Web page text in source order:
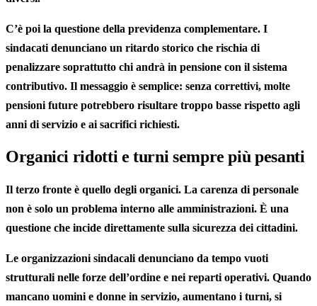
C’è poi la questione della previdenza complementare. I
sindacati denunciano un ritardo storico che rischia di
penalizzare soprattutto chi andrà in pensione con il sistema
contributivo. Il messaggio è semplice: senza correttivi, molte
pensioni future potrebbero risultare troppo basse rispetto agli
anni di servizio e ai sacrifici richiesti.
Organici ridotti e turni sempre più pesanti
Il terzo fronte è quello degli organici. La carenza di personale
non è solo un problema interno alle amministrazioni. È una
questione che incide direttamente sulla sicurezza dei cittadini.
Le organizzazioni sindacali denunciano da tempo vuoti
strutturali nelle forze dell’ordine e nei reparti operativi. Quando
mancano uomini e donne in servizio, aumentano i turni, si